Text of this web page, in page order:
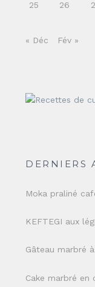
25 26
« Déc Fév »
DERNIERS
Moka praliné
KEFTEGI aux
Gâteau marbré
Cake marbré